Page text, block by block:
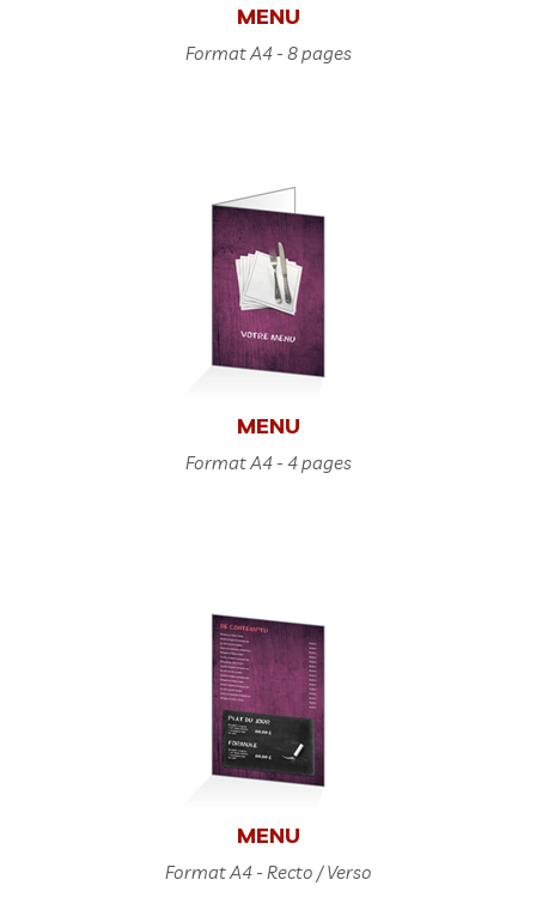
MENU
Format A4 - 8 pages
MENU
Format A4 - 4 pages
MENU
Format A4 - Recto / Verso